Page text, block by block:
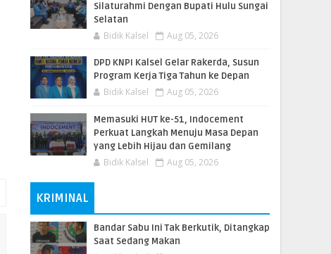
Silaturahmi Dengan Bupati Hulu Sungai
Selatan
Bidik Kalsel Aug 05, 2026
DPD KNPI Kalsel Gelar Rakerda, Susun
Program Kerja Tiga Tahun ke Depan
Bidik Kalsel Aug 05, 2026
Memasuki HUT ke-51, Indocement
Perkuat Langkah Menuju Masa Depan
yang Lebih Hijau dan Gemilang
Bidik Kalsel Aug 05, 2026
KRIMINAL
Bandar Sabu Ini Tak Berkutik, Ditangkap
Saat Sedang Makan